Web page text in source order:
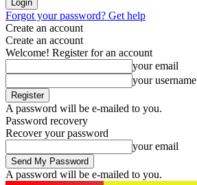
Forgot your password? Get help
Create an account
Create an account
Welcome! Register for an account
your email
your username
A password will be e-mailed to you.
Password recovery
Recover your password
your email
A password will be e-mailed to you.